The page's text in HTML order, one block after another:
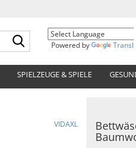
Suche...
Powered by
SPIELZEUGE & SPIELE
VIDAXL